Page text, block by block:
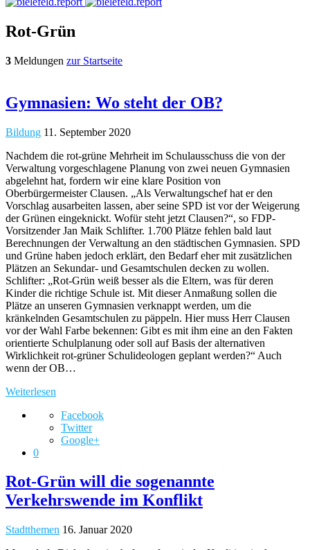
Rot-Grün
3 Meldungen zur Startseite
Gymnasien: Wo steht der OB?
Bildung 11. September 2020
Nachdem die rot-grüne Mehrheit im Schulausschuss die von der
Verwaltung vorgeschlagene Planung von zwei neuen Gymnasien
abgelehnt hat, fordern wir eine klare Position von
Oberbürgermeister Clausen. „Als Verwaltungschef hat er den
Vorschlag ausarbeiten lassen, aber seine SPD ist vor der Weigerung
der Grünen eingeknickt. Wofür steht jetzt Clausen?“, so FDP-
Vorsitzender Jan Maik Schlifter. 1.700 Plätze fehlen bald laut
Berechnungen der Verwaltung an den städtischen Gymnasien. SPD
und Grüne haben jedoch erklärt, den Bedarf eher mit zusätzlichen
Plätzen an Sekundar- und Gesamtschulen decken zu wollen.
Schlifter: „Rot-Grün weiß besser als die Eltern, was für deren
Kinder die richtige Schule ist. Mit dieser Anmaßung sollen die
Plätze an unseren Gymnasien verknappt werden, um die
kränkelnden Gesamtschulen zu päppeln. Hier muss Herr Clausen
vor der Wahl Farbe bekennen: Gibt es mit ihm eine an den Fakten
orientierte Schulplanung oder soll auf Basis der alternativen
Wirklichkeit rot-grüner Schulideologen geplant werden?“ Auch
wenn der OB…
Weiterlesen
Facebook
Twitter
Google+
0
Rot-Grün will die sogenannte
Verkehrswende im Konflikt
Stadtthemen 16. Januar 2020